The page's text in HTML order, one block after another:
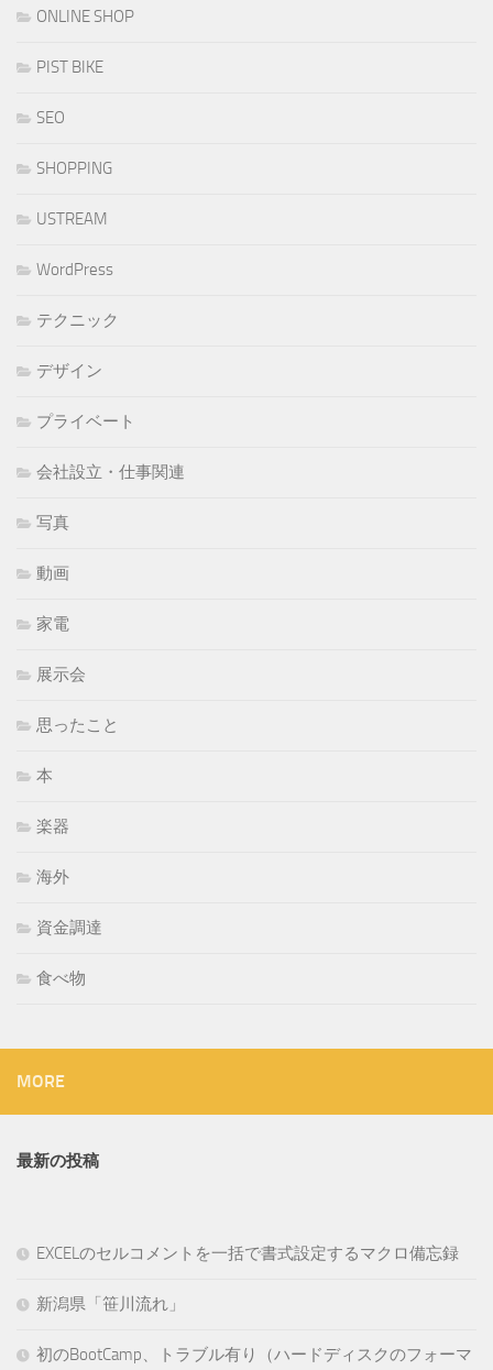
ONLINE SHOP
PIST BIKE
SEO
SHOPPING
USTREAM
WordPress
テクニック
デザイン
プライベート
会社設立・仕事関連
写真
動画
家電
展示会
思ったこと
本
楽器
海外
資金調達
食べ物
MORE
最新の投稿
EXCELのセルコメントを一括で書式設定するマクロ備忘録
新潟県「笹川流れ」
初のBootCamp、トラブル有り（ハードディスクのフォーマ